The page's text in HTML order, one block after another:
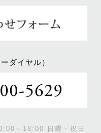
ダイヤル）
～18:00 日曜・祝日